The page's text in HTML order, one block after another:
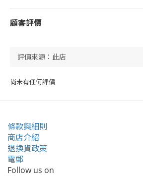
顧客評價
尚未有任何評價
條款與細則
商店介紹
退換貨政策
電郵
Follow us on